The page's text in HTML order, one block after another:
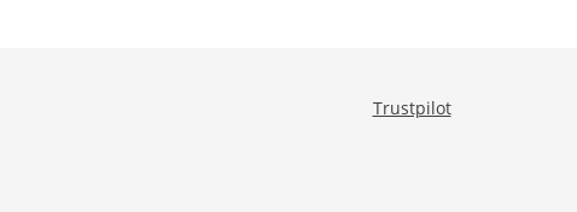
Trustpilot